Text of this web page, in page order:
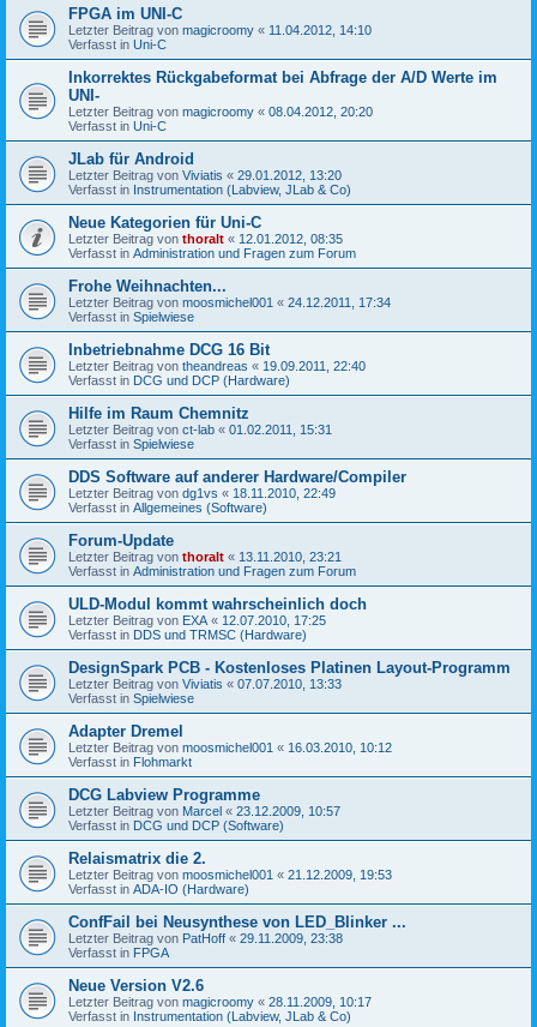
FPGA im UNI-C
Letzter Beitrag von magicroomy « 11.04.2012, 14:10
Verfasst in Uni-C
Inkorrektes Rückgabeformat bei Abfrage der A/D Werte im
UNI-
Letzter Beitrag von magicroomy « 08.04.2012, 20:20
Verfasst in Uni-C
JLab für Android
Letzter Beitrag von Viviatis « 29.01.2012, 13:20
Verfasst in Instrumentation (Labview, JLab & Co)
Neue Kategorien für Uni-C
Letzter Beitrag von thoralt « 12.01.2012, 08:35
Verfasst in Administration und Fragen zum Forum
Frohe Weihnachten...
Letzter Beitrag von moosmichel001 « 24.12.2011, 17:34
Verfasst in Spielwiese
Inbetriebnahme DCG 16 Bit
Letzter Beitrag von theandreas « 19.09.2011, 22:40
Verfasst in DCG und DCP (Hardware)
Hilfe im Raum Chemnitz
Letzter Beitrag von ct-lab « 01.02.2011, 15:31
Verfasst in Spielwiese
DDS Software auf anderer Hardware/Compiler
Letzter Beitrag von dg1vs « 18.11.2010, 22:49
Verfasst in Allgemeines (Software)
Forum-Update
Letzter Beitrag von thoralt « 13.11.2010, 23:21
Verfasst in Administration und Fragen zum Forum
ULD-Modul kommt wahrscheinlich doch
Letzter Beitrag von EXA « 12.07.2010, 17:25
Verfasst in DDS und TRMSC (Hardware)
DesignSpark PCB - Kostenloses Platinen Layout-Programm
Letzter Beitrag von Viviatis « 07.07.2010, 13:33
Verfasst in Spielwiese
Adapter Dremel
Letzter Beitrag von moosmichel001 « 16.03.2010, 10:12
Verfasst in Flohmarkt
DCG Labview Programme
Letzter Beitrag von Marcel « 23.12.2009, 10:57
Verfasst in DCG und DCP (Software)
Relaismatrix die 2.
Letzter Beitrag von moosmichel001 « 21.12.2009, 19:53
Verfasst in ADA-IO (Hardware)
ConfFail bei Neusynthese von LED_Blinker ...
Letzter Beitrag von PatHoff « 29.11.2009, 23:38
Verfasst in FPGA
Neue Version V2.6
Letzter Beitrag von magicroomy « 28.11.2009, 10:17
Verfasst in Instrumentation (Labview, JLab & Co)